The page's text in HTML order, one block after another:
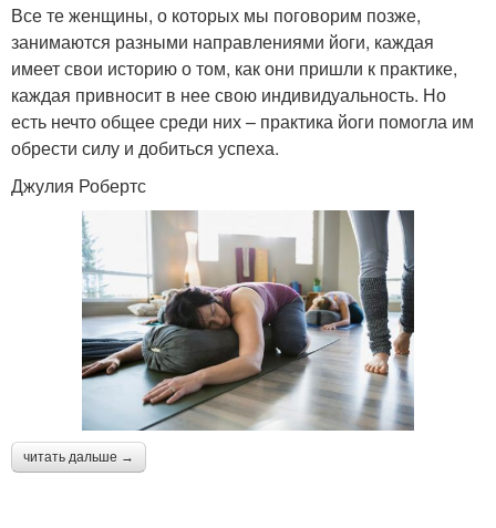
Все те женщины, о которых мы поговорим позже,
занимаются разными направлениями йоги, каждая
имеет свои историю о том, как они пришли к практике,
каждая привносит в нее свою индивидуальность. Но
есть нечто общее среди них – практика йоги помогла им
обрести силу и добиться успеха.
Джулия Робертс
читать дальше →